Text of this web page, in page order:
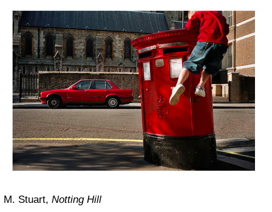
M. Stuart, Notting Hill